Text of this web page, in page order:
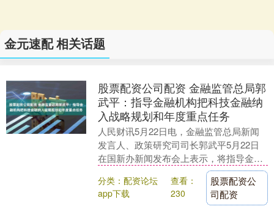
金元速配 相关话题
股票配资公司配资 金融监管总局郭
武平：指导金融机构把科技金融纳
入战略规划和年度重点任务
人民财讯5月22日电，金融监管总局新闻
发言人、政策研究司司长郭武平5月22日
在国新办新闻发布会上表示，将指导金融
机构把科技金融纳入战略规划和年度重点
任务。推动支....
分类：配资论坛
app下载
查看：
230
股票配资公
司配资